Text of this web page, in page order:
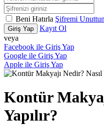
Beni Hatırla Şifremi
Giriş Yap
Kayıt Ol
veya
Facebook ile Giriş Yap
Google ile Giriş Yap
Apple ile Giriş Yap
Kontür
Yapılır?